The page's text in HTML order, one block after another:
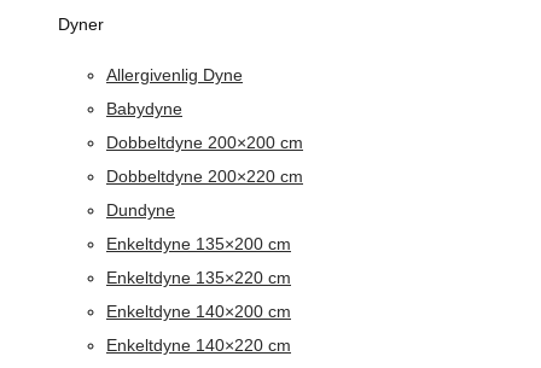
Dyner
Allergivenlig Dyne
Babydyne
Dobbeltdyne 200×200 cm
Dobbeltdyne 200×220 cm
Dundyne
Enkeltdyne 135×200 cm
Enkeltdyne 135×220 cm
Enkeltdyne 140×200 cm
Enkeltdyne 140×220 cm